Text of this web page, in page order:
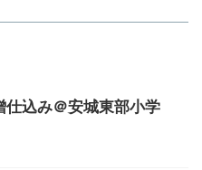
仕込み＠安城東部小学